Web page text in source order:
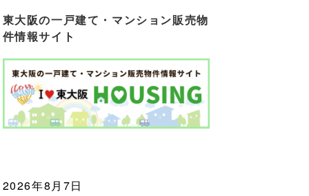
東大阪の一戸建て・マンション販売物
件情報サイト
2026年8月7日